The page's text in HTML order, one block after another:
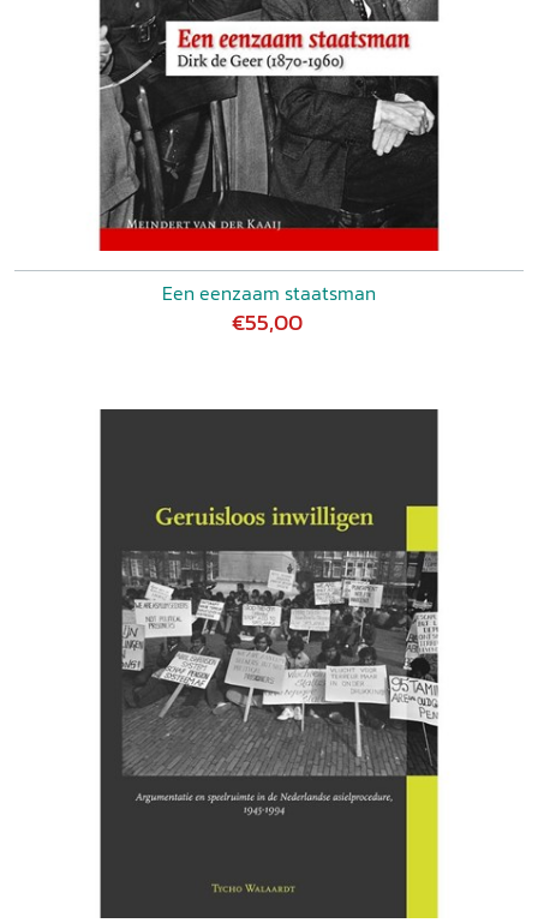
Een eenzaam staatsman
€55,00